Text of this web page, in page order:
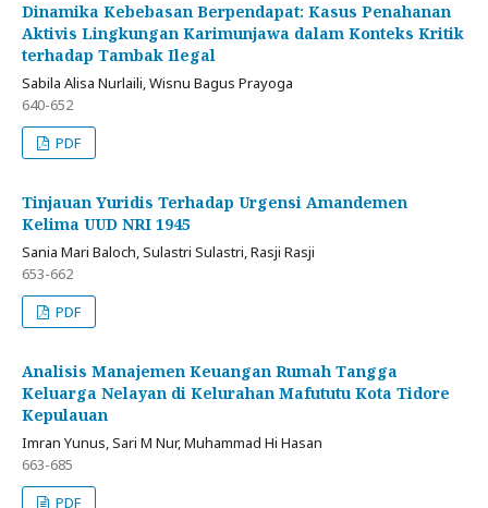
Dinamika Kebebasan Berpendapat: Kasus Penahanan
Aktivis Lingkungan Karimunjawa dalam Konteks Kritik
terhadap Tambak Ilegal
Sabila Alisa Nurlaili, Wisnu Bagus Prayoga
640-652
PDF
Tinjauan Yuridis Terhadap Urgensi Amandemen
Kelima UUD NRI 1945
Sania Mari Baloch, Sulastri Sulastri, Rasji Rasji
653-662
PDF
Analisis Manajemen Keuangan Rumah Tangga
Keluarga Nelayan di Kelurahan Mafututu Kota Tidore
Kepulauan
Imran Yunus, Sari M Nur, Muhammad Hi Hasan
663-685
PDF